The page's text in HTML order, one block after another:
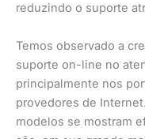
reduzindo o suporte
Temos observado a
suporte on-line no
principalmente nos
provedores de
modelos se mostram